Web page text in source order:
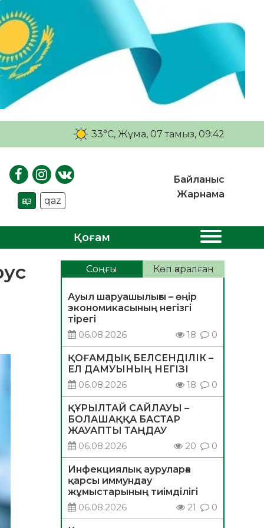
33°C, Жұма, 07 тамыз, 09:42
қаз qaz
Байланыс
Жарнама
Қоғам
Соңғы Көп қаралған
Ауыл шаруашылығы – өңір
экономикасының негізгі
тірегі
06.08.2026
18 0
ҚОҒАМДЫҚ БЕЛСЕНДІЛІК –
ЕЛ ДАМУЫНЫҢ НЕГІЗІ
06.08.2026
18 0
ҚҰРЫЛТАЙ САЙЛАУЫ –
БОЛАШАҚҚА БАСТАР
ЖАУАПТЫ ТАҢДАУ
06.08.2026
20 0
Инфекциялық ауруларға
қарсы иммундау
жұмыстарының тиімділігі
06.08.2026
21 0